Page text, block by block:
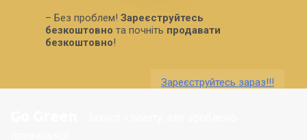
– Без проблем! Зареєструйтесь
безкоштовно та почніть продавати
безкоштовно!
Зареєструйтесь зараз!!!